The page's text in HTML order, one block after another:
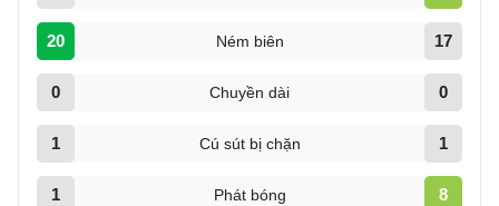
20 Ném biên 17
0 Chuyền dài 0
1 Cú sút bị chặn 1
1 Phát bóng 8